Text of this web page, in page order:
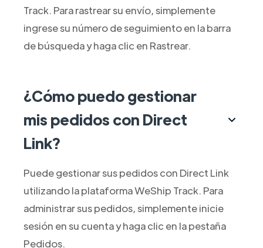
Track. Para rastrear su envío, simplemente
ingrese su número de seguimiento en la barra
de búsqueda y haga clic en Rastrear.
¿Cómo puedo gestionar
mis pedidos con Direct
Link?
Puede gestionar sus pedidos con Direct Link
utilizando la plataforma WeShip Track. Para
administrar sus pedidos, simplemente inicie
sesión en su cuenta y haga clic en la pestaña
Pedidos.